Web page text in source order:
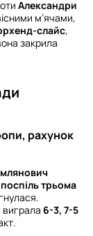
Александри
м’ячами,
слайс,
закрила
рахунок
трьома
6-3, 7-5